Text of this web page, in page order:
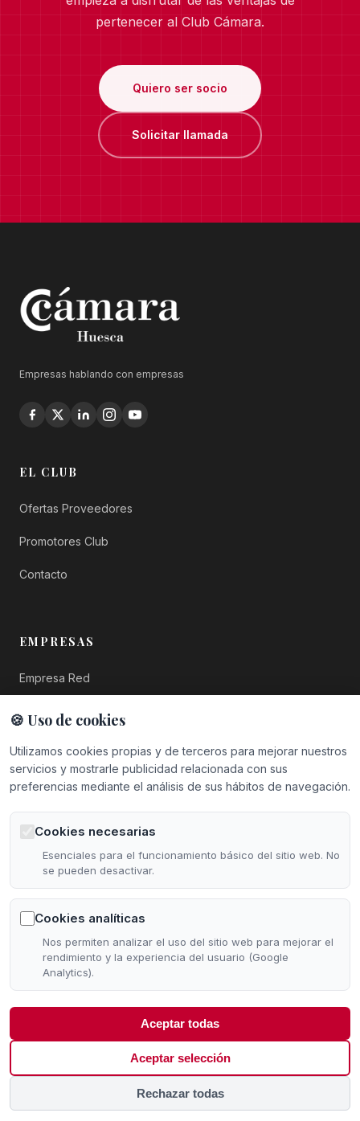
pertenecer al Club Cámara.
Quiero ser socio
Solicitar llamada
Empresas hablando con empresas
EL CLUB
Ofertas Proveedores
Promotores Club
Contacto
EMPRESAS
Empresa Red
Empresa Plus
Top Empresas
Hazte Socio
CONTACTO
Calle Santo Ángel de la Guarda, 7
22005 Huesca
974 21 88 99
info@camarahuesca.com
© 2026 Cámara Huesca. Todos los derechos reservados.
Hecho con❤️desde la Cámara de Comercio de Huesca.
Aviso Legal y Política de Privacidad
🍪 Uso de cookies
Utilizamos cookies propias y de terceros para mejorar nuestros
servicios y mostrarle publicidad relacionada con sus
preferencias mediante el análisis de sus hábitos de navegación.
Cookies necesarias
Esenciales para el funcionamiento básico del sitio web. No
se pueden desactivar.
Cookies analíticas
Nos permiten analizar el uso del sitio web para mejorar el
rendimiento y la experiencia del usuario (Google
Analytics).
Aceptar todas
Aceptar selección
Rechazar todas